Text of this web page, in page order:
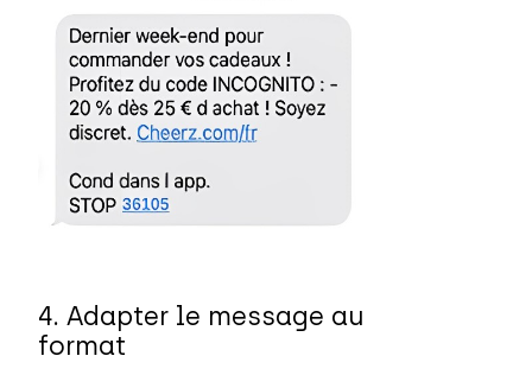
4. Adapter le message au
format